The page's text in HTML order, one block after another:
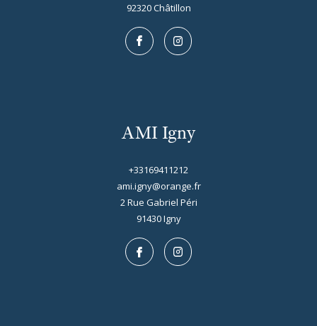
92320 châtillon
AMI Igny
+33169411212
ami.igny@orange.fr
2 Rue Gabriel Péri
91430 igny